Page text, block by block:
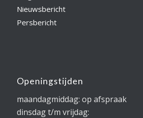
Nieuwsbericht
Persbericht
Openingstijden
maandagmiddag: op afspraak
dinsdag t/m vrijdag: